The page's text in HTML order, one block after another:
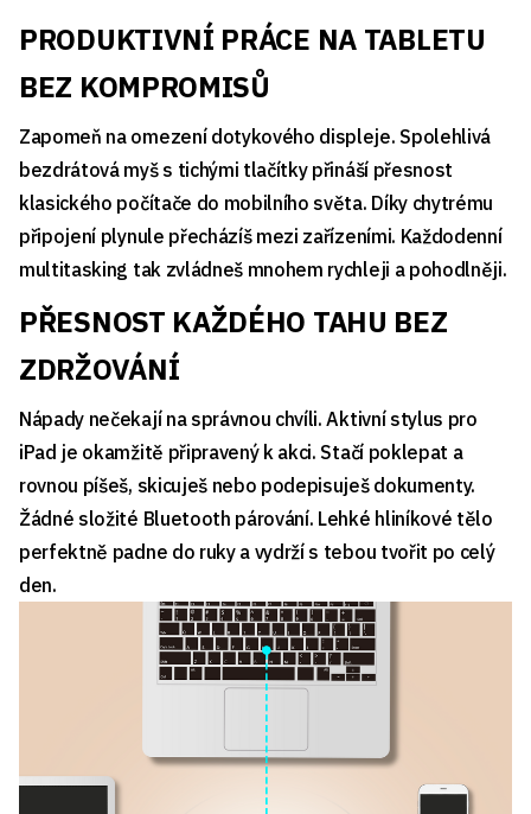
PRODUKTIVNÍ PRÁCE NA TABLETU
BEZ KOMPROMISŮ
Zapomeň na omezení dotykového displeje. Spolehlivá
bezdrátová myš s tichými tlačítky přináší přesnost
klasického počítače do mobilního světa. Díky chytrému
připojení plynule přecházíš mezi zařízeními. Každodenní
multitasking tak zvládneš mnohem rychleji a pohodlněji.
PŘESNOST KAŽDÉHO TAHU BEZ
ZDRŽOVÁNÍ
Nápady nečekají na správnou chvíli. Aktivní stylus pro
iPad je okamžitě připravený k akci. Stačí poklepat a
rovnou píšeš, skicuješ nebo podepisuješ dokumenty.
Žádné složité Bluetooth párování. Lehké hliníkové tělo
perfektně padne do ruky a vydrží s tebou tvořit po celý
den.